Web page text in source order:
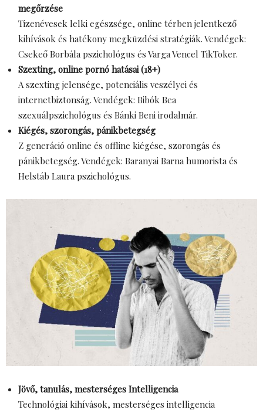
megőrzése
Tizenévesek lelki egészsége, online térben jelentkező
kihívások és hatékony megküzdési stratégiák. Vendégek:
Csekeő Borbála pszichológus és Varga Vencel TikToker.
Szexting, online pornó hatásai (18+)
A szexting jelensége, potenciális veszélyei és
internetbiztonság. Vendégek: Bibók Bea
szexuálpszichológus és Bánki Beni irodalmár.
Kiégés, szorongás, pánikbetegség
Z generáció online és offline kiégése, szorongás és
pánikbetegség. Vendégek: Baranyai Barna humorista és
Helstáb Laura pszichológus.
Jövő, tanulás, mesterséges Intelligencia
Technológiai kihívások, mesterséges intelligencia